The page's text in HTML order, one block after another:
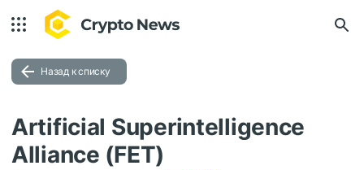
Назад к списку
Artificial Superintelligence
Alliance (FET)